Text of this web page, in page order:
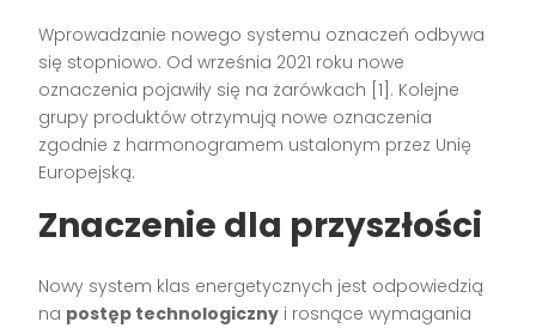
Wprowadzanie nowego systemu oznaczeń odbywa
się stopniowo. Od września 2021 roku nowe
oznaczenia pojawiły się na żarówkach [1]. Kolejne
grupy produktów otrzymują nowe oznaczenia
zgodnie z harmonogramem ustalonym przez Unię
Europejską.
Znaczenie dla przyszłości
Nowy system klas energetycznych jest odpowiedzią
na postęp technologiczny i rosnące wymagania